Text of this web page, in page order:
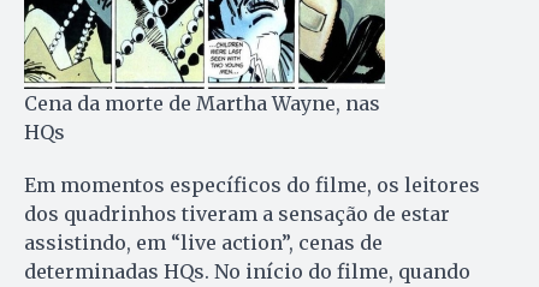
Cena da morte de Martha Wayne, nas
HQs
Em momentos específicos do filme, os leitores
dos quadrinhos tiveram a sensação de estar
assistindo, em “live action”, cenas de
determinadas HQs. No início do filme, quando